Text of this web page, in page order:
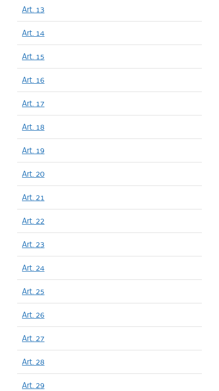
Art. 13
Art. 14
Art. 15
Art. 16
Art. 17
Art. 18
Art. 19
Art. 20
Art. 21
Art. 22
Art. 23
Art. 24
Art. 25
Art. 26
Art. 27
Art. 28
Art. 29